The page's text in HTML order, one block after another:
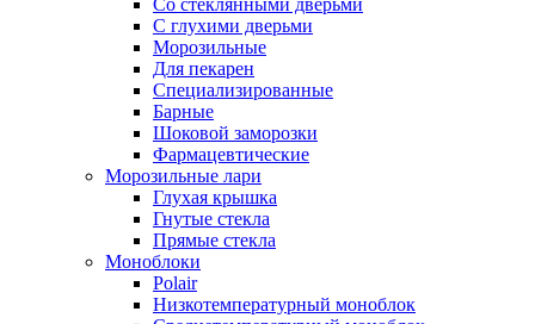
С глухими дверьми
Морозильные
Для пекарен
Специализированные
Барные
Шоковой заморозки
Фармацевтические
Морозильные лари
Глухая крышка
Гнутые стекла
Прямые стекла
Моноблоки
Polair
Низкотемпературный моноблок